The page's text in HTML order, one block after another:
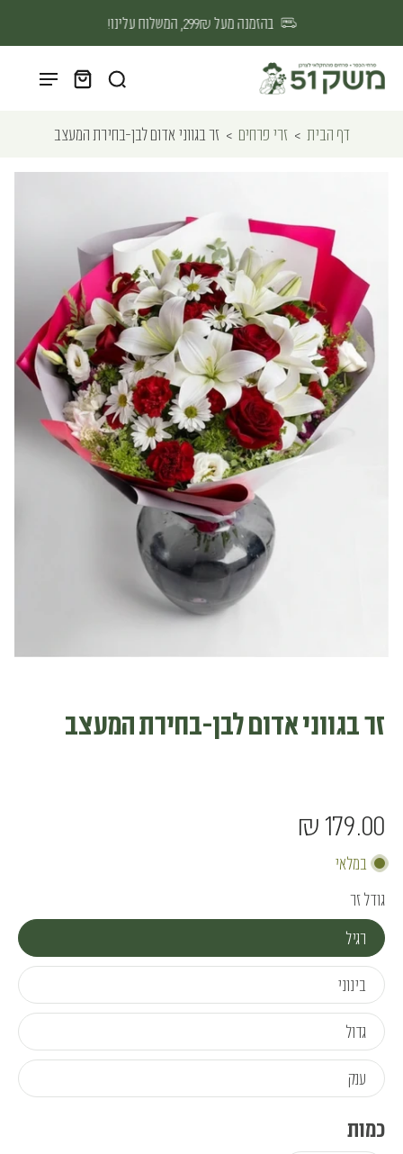
בהזמנה מעל 299₪, המשלוח עלינו!
דף הבית > זרי פרחים > זר בגווני אדום לבן-בחירת המעצב
זר בגווני אדום לבן-בחירת המעצב
179.00 ₪
במלאי
גודל זר
רגיל
בינוני
גדול
ענק
כמות